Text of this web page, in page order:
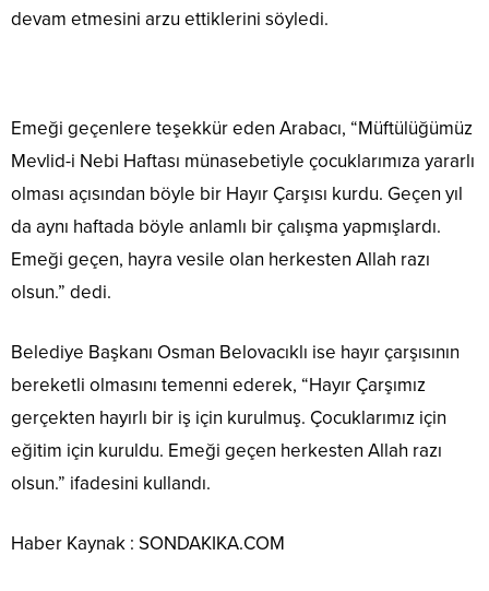
devam etmesini arzu ettiklerini söyledi.
Emeği geçenlere teşekkür eden Arabacı, “Müftülüğümüz
Mevlid-i Nebi Haftası münasebetiyle çocuklarımıza yararlı
olması açısından böyle bir Hayır Çarşısı kurdu. Geçen yıl
da aynı haftada böyle anlamlı bir çalışma yapmışlardı.
Emeği geçen, hayra vesile olan herkesten Allah razı
olsun.” dedi.
Belediye Başkanı Osman Belovacıklı ise hayır çarşısının
bereketli olmasını temenni ederek, “Hayır Çarşımız
gerçekten hayırlı bir iş için kurulmuş. Çocuklarımız için
eğitim için kuruldu. Emeği geçen herkesten Allah razı
olsun.” ifadesini kullandı.
Haber Kaynak : SONDAKIKA.COM